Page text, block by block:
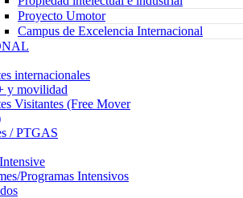
Proyecto Umotor
Campus de Excelencia Internacional
internacionales
y movilidad
Visitantes (Free Mover
/ PTGAS
Programas Intensivos